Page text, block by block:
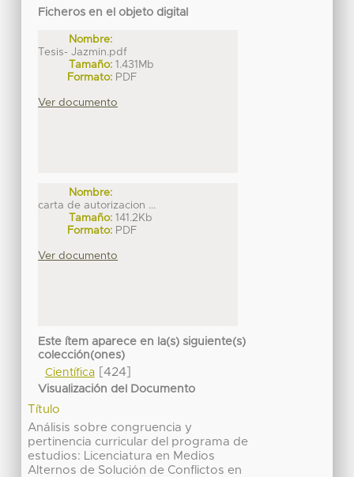
Ficheros en el objeto digital
Nombre:
Tesis- Jazmin.pdf
Tamaño: 1.431Mb
Formato: PDF
Ver documento
Nombre:
carta de autorizacion ...
Tamaño: 141.2Kb
Formato: PDF
Ver documento
Este ítem aparece en la(s) siguiente(s)
colección(ones)
Científica[424]
Visualización del Documento
Título
Análisis sobre congruencia y
pertinencia curricular del programa de
estudios: Licenciatura en Medios
Alternos de Solución de Conflictos en